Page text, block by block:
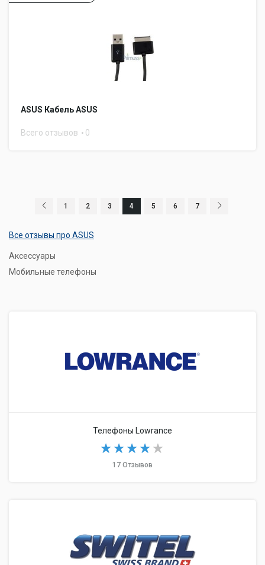
ASUS Кабель ASUS
Всего отзывов 0
1 2 3 4 5 6 7
Все отзывы про ASUS
Аксессуары
Мобильные телефоны
Телефоны Lowrance
17 Отзывов